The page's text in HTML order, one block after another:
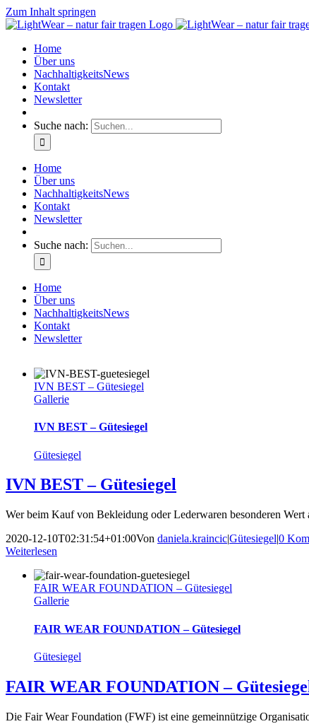
Zum Inhalt springen
Home
Über uns
NachhaltigkeitsNews
Kontakt
Newsletter
Suche nach:
Home
Über uns
NachhaltigkeitsNews
Kontakt
Newsletter
Suche nach:
Home
Über uns
NachhaltigkeitsNews
Kontakt
Newsletter
IVN BEST ‒ Gütesiegel
Gallerie
IVN BEST ‒ Gütesiegel
Gütesiegel
IVN BEST ‒ Gütesiegel
Wer beim Kauf von Bekleidung oder Lederwaren besonderen
2020-12-10T02:31:54+01:00Von daniela.kraincic|Gütesiegel|0
Weiterlesen
FAIR WEAR FOUNDATION ‒ Gütesiegel
Gallerie
FAIR WEAR FOUNDATION ‒ Gütesiegel
Gütesiegel
FAIR WEAR FOUNDATION ‒
Die Fair Wear Foundation (FWF) ist eine gemeinnützige